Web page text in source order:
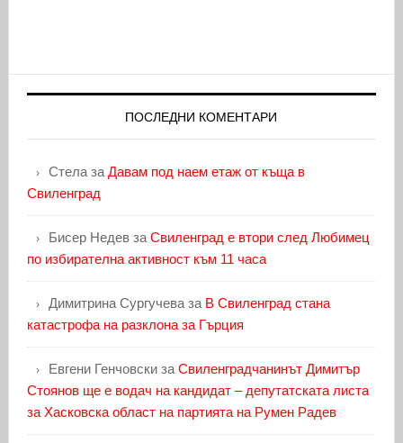
ПОСЛЕДНИ КОМЕНТАРИ
Стелаза Давам под наем етаж от къща в
Свиленград
Бисер Недевза Свиленград е втори след Любимец
по избирателна активност към 11 часа
Димитрина Сургучеваза В Свиленград стана
катастрофа на разклона за Гърция
Евгени Генчовскиза Свиленградчанинът Димитър
Стоянов ще е водач на кандидат – депутатската листа
за Хасковска област на партията на Румен Радев